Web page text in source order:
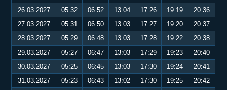
26.03.2027
05:32 06:52 13:04 17:26 19:19
20:36
27.03.2027
05:31 06:50 13:03 17:27 19:20
20:37
28.03.2027
05:29 06:48 13:03 17:28 19:22
20:38
29.03.2027
05:27 06:47 13:03 17:29 19:23
20:40
30.03.2027
05:25 06:45 13:03 17:30 19:24
20:41
31.03.2027
05:23 06:43 13:02 17:30 19:25
20:42